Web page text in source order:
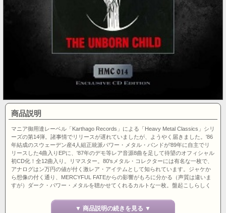
商品説明
マニア御用達レーベル「Karthago Records」による「Heavy Metal Classics」シリ
ーズの第14弾。諸事情でリリースが遅れていましたが、ようやく届きました。'86
年結成のスウェーデン産4人組正統派パワー・メタル・バンドが'89年に自主でリ
リースした4曲入りEPに、'87年のデモ等レア音源8曲を足して待望のオフィシャル
初CD化！全12曲入り。リマスター。80'sメタル・コレクターには有名な一枚で、
アナログはン万円の値が付く激レア・アイテムとして知られています。ジャケか
ら想像の付く通り、MERCYFUL FATEからの影響がもろに分かる（声質は違いま
すが）ダーク・パワー・メタルを聴かせてくれるカルトな一枚。盤起こしらしく
中で売れまくるでしょうね。手書きナンバリング入り証明書付き1000枚限定リリ
▼ 商品説明の続きを見る ▼